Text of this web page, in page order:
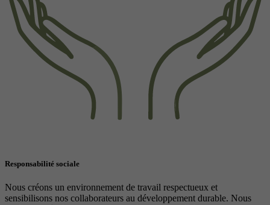
Responsabilité sociale
Nous créons un environnement de travail respectueux et
sensibilisons nos collaborateurs au développement durable. Nous